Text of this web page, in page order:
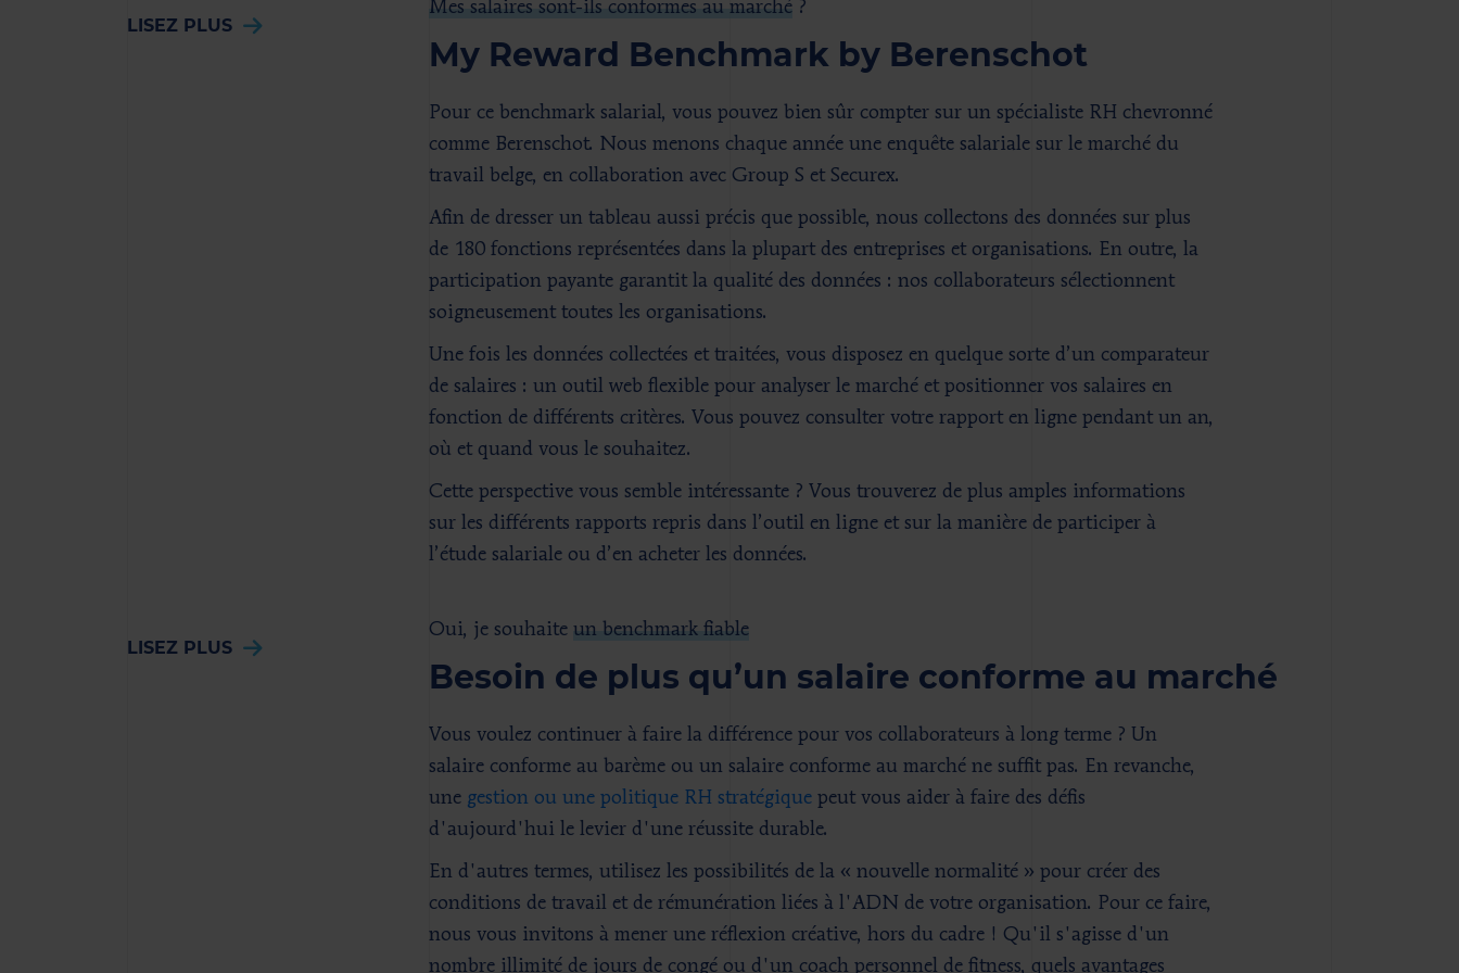
LISEZ PLUS
Mes salaires sont-ils conformes au marché?
My Reward Benchmark by Berenschot
Pour ce benchmark salarial, vous pouvez bien sûr compter sur un spécialiste RH chevronné
comme Berenschot. Nous menons chaque année une enquête salariale sur le marché du
travail belge, en collaboration avec Group S et Securex.
Afin de dresser un tableau aussi précis que possible, nous collectons des données sur plus
de 180 fonctions représentées dans la plupart des entreprises et organisations. En outre, la
participation payante garantit la qualité des données : nos collaborateurs sélectionnent
soigneusement toutes les organisations.
Une fois les données collectées et traitées, vous disposez en quelque sorte d’un comparateur
de salaires : un outil web flexible pour analyser le marché et positionner vos salaires en
fonction de différents critères. Vous pouvez consulter votre rapport en ligne pendant un an,
où et quand vous le souhaitez.
Cette perspective vous semble intéressante ? Vous trouverez de plus amples informations
sur les différents rapports repris dans l’outil en ligne et sur la manière de participer à
l’étude salariale ou d’en acheter les données.
LISEZ PLUS
Oui, je souhaite un benchmark fiable
Besoin de plus qu’un salaire conforme au marché
Vous voulez continuer à faire la différence pour vos collaborateurs à long terme ? Un
salaire conforme au barème ou un salaire conforme au marché ne suffit pas. En revanche,
une gestion ou une politique RH stratégiquepeut vous aider à faire des défis
d'aujourd'hui le levier d'une réussite durable.
En d'autres termes, utilisez les possibilités de la « nouvelle normalité » pour créer des
conditions de travail et de rémunération liées à l'ADN de votre organisation. Pour ce faire,
nous vous invitons à mener une réflexion créative, hors du cadre ! Qu'il s'agisse d'un
nombre illimité de jours de congé ou d'un coach personnel de fitness, quels avantages